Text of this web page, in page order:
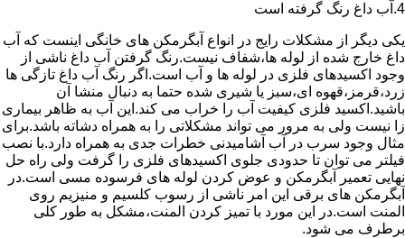
4.آب داغ رنگ گرفته است
یکی دیگر از مشکلات رایج در انواع آبگرمکن های خانگی اینست که آب
داغ خارج شده از لوله ها،شفاف نیست.رنگ گرفتن آب داغ ناشی از
وجود اکسیدهای فلزی در لوله ها و آب است.اگر رنگ آب داغ تازگی ها
زرد،قرمز،قهوه ای،سبز یا شیری شده حتما به دنبال منشا آن
باشید.اکسید فلزی کیفیت آب را خراب می کند.این آب به ظاهر بیماری
زا نیست ولی به مرور می تواند مشکلاتی را به همراه دشاته باشد.برای
مثال وجود سرب در آب آشامیدنی خطرات جدی به همراه دارد.با نصب
فیلتر می توان تا حدودی جلوی اکسیدهای فلزی را گرفت ولی راه حل
نهایی تعمیر آبگرمکن و عوض کردن لوله های فرسوده مسی است.در
آبگرمکن های برقی این امر ناشی از رسوب کلسیم و منیزیم روی
المنت است.در این مورد با تمیز کردن المنت،مشکل به طور کلی
برطرف می شود.